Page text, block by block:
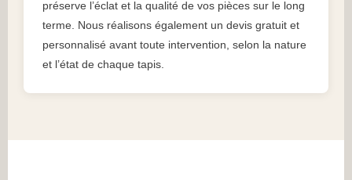
préserve l’éclat et la qualité de vos pièces sur le long
terme. Nous réalisons également un devis gratuit et
personnalisé avant toute intervention, selon la nature
et l’état de chaque tapis.